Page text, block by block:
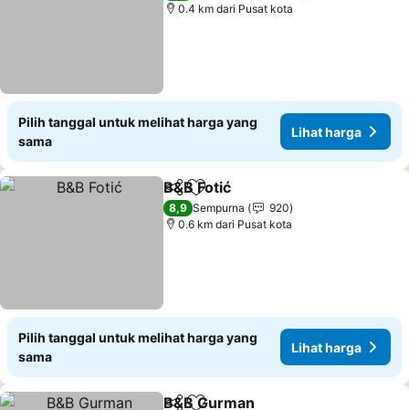
0.4 km dari Pusat kota
Pilih tanggal untuk melihat harga yang
sama
Lihat harga
BagikanTambahkan ke favorit
B&B Fotić
8,9 Sempurna
920
0.6 km dari Pusat kota
Pilih tanggal untuk melihat harga yang
sama
Lihat harga
B&B Gurman